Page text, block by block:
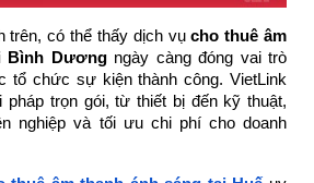
trên, có thể thấy dịch vụcho thuê âm
Bình Dươngngày càng đóng vai trò
tổ chức sự kiện thành công. VietLink
pháp trọn gói, từ thiết bị đến kỹ thuật,
nghiệp và tối ưu chi phí cho doanh